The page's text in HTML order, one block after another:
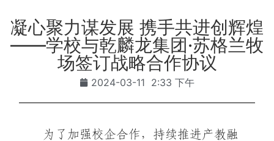
凝心聚力谋发展 携手共进创辉煌
——学校与乾麟龙集团·苏格兰牧
场签订战略合作协议
2024-03-11 2:33 下午
为了加强校企合作，持续推进产教融